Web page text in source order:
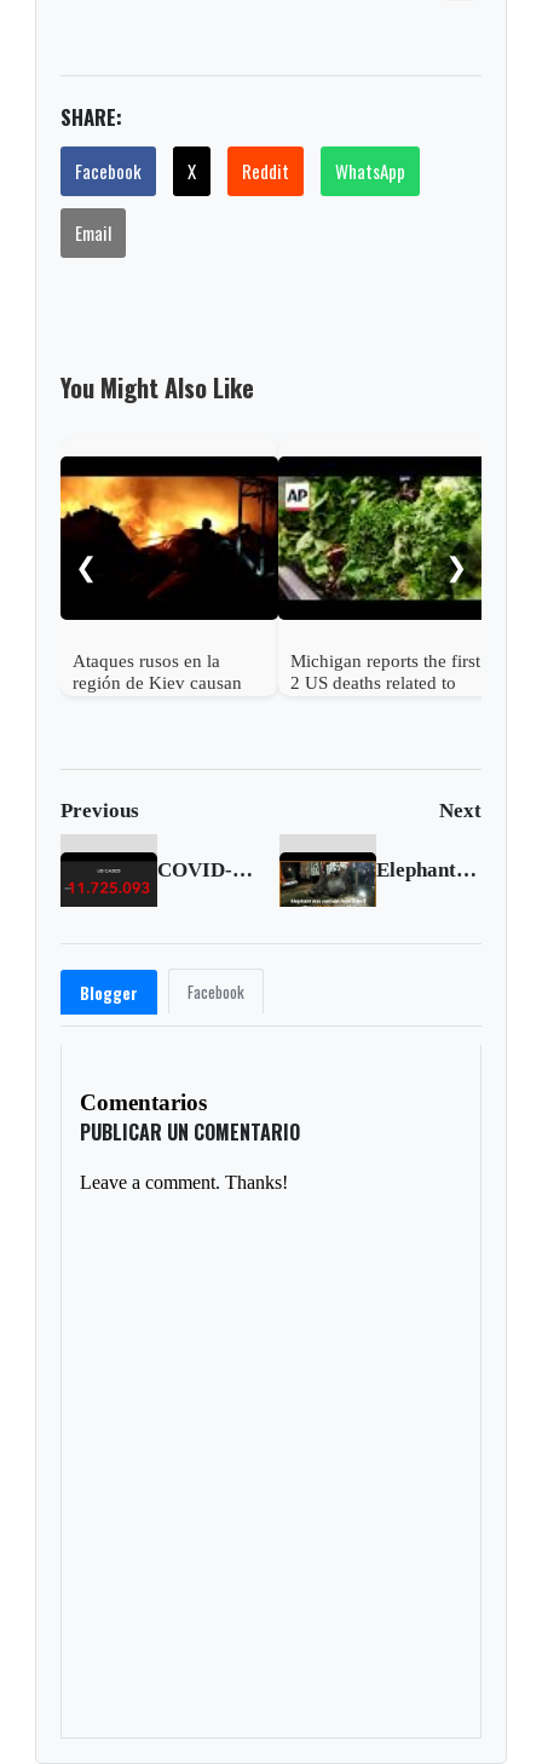
SHARE:
Facebook X Reddit WhatsApp
Email
You Might Also Like
❮
Ataques rusos en la
región de Kiev causan
Michigan reports the first
2 US deaths related to
❯
Previous Next
COVID-19 figures in the United States (Nov. 20 2020) Elephant rescued from well after 14-hour operation
Blogger Facebook
Comentarios
PUBLICAR UN COMENTARIO
Leave a comment. Thanks!